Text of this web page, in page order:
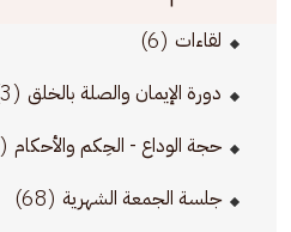
لقاءات (6)
دورة الإيمان والصلة بالخلق (3)
حجة الوداع - الحِكم والأحكام (6)
جلسة الجمعة الشهرية (68)